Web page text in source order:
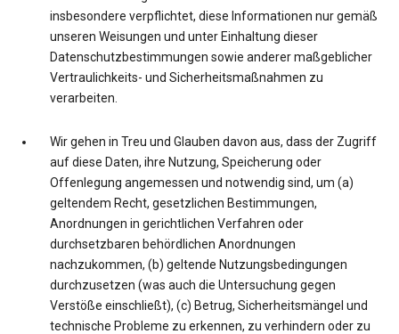
insbesondere verpflichtet, diese Informationen nur gemäß
unseren Weisungen und unter Einhaltung dieser
Datenschutzbestimmungen sowie anderer maßgeblicher
Vertraulichkeits- und Sicherheitsmaßnahmen zu
verarbeiten.
Wir gehen in Treu und Glauben davon aus, dass der Zugriff
auf diese Daten, ihre Nutzung, Speicherung oder
Offenlegung angemessen und notwendig sind, um (a)
geltendem Recht, gesetzlichen Bestimmungen,
Anordnungen in gerichtlichen Verfahren oder
durchsetzbaren behördlichen Anordnungen
nachzukommen, (b) geltende Nutzungsbedingungen
durchzusetzen (was auch die Untersuchung gegen
Verstöße einschließt), (c) Betrug, Sicherheitsmängel und
technische Probleme zu erkennen, zu verhindern oder zu